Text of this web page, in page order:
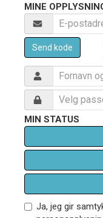
MINE
Send kode
MIN STATUS
Ja, jeg gir